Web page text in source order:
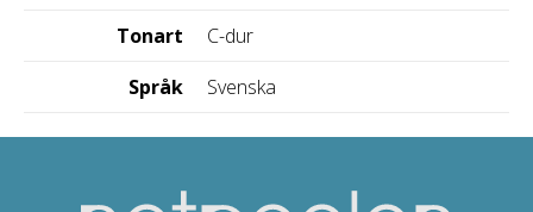
Tonart
C-dur
Språk
Svenska